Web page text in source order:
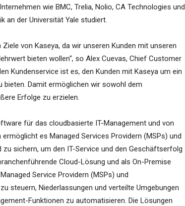
wie BMC, Trelia, Nolio, CA Technologies und
an der Universität Yale studiert.
von Kaseya, da wir unseren Kunden mit unseren
bieten wollen“, so Alex Cuevas, Chief Customer
Kundenservice ist es, den Kunden mit Kaseya um ein
Damit ermöglichen wir sowohl dem
Erfolge zu erzielen.
für das cloudbasierte IT-Management und von
es Managed Services Providern (MSPs) und
sichern, um den IT-Service und den Geschäftserfolg
Cloud-Lösung und als On-Premise
Service Providern (MSPs) und
steuern, Niederlassungen und verteilte Umgebungen
Funktionen zu automatisieren. Die Lösungen